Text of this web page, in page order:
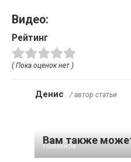
Видео:
Рейтинг
( Пока оценок нет )
Денис / автор статьи
Вам также
Полезное